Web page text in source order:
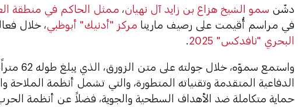
دشّن سمو الشيخ هزاع بن زايد آل نهيان، ممثل الحاكم في منطقة
في مراسم أُقيمت على رصيف مارينا مركز "أدنيك" أبوظبي، خلال
البحري "نافدكس" 2025
.
واستمع
الدفاعية المتقدمة وتقنياته المتطورة، والتي تشمل أنظمة الملاحة
حماية متكاملة ضد الأهداف السطحية والجوية، فضلاً عن أنظمة الحرب